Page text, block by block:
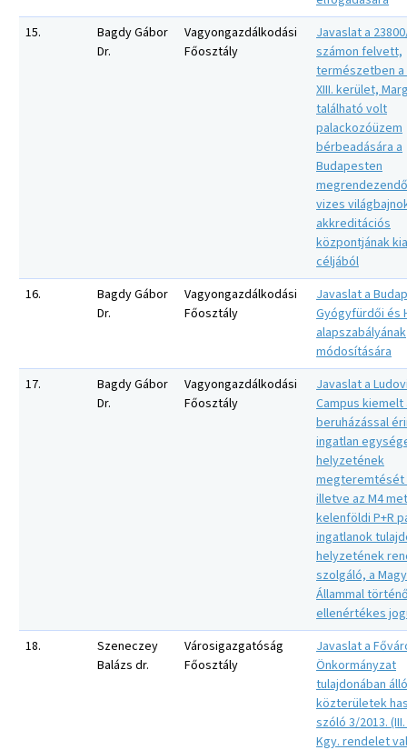
15.
Bagdy Gábor
Dr.
Vagyongazdálkodási
Főosztály
Javaslat a
számon felvett,
természetben
XIII. kerület,
található volt
palackozóüzem
bérbeadására a
Budapesten
vizes
akkreditációs
központjának
céljából
16.
Bagdy Gábor
Dr.
Vagyongazdálkodási
Főosztály
Javaslat a
Gyógyfürdői és
alapszabályának
módosítására
17.
Bagdy Gábor
Dr.
Vagyongazdálkodási
Főosztály
Javaslat a
Campus kiemelt
beruházással
ingatlan
helyzetének
megteremtését
illetve az M4
kelenföldi P+R
ingatlanok
helyzetének
szolgáló, a
Állammal
ellenértékes
18.
Szeneczey
Balázs dr.
Városigazgatóság
Főosztály
Javaslat a
Önkormányzat
tulajdonában álló
közterületek
szóló 3/2013.
Kgy. rendelet